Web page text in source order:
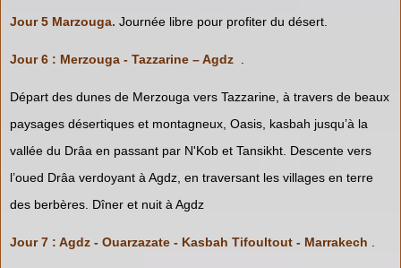
Jour 5 Marzouga. Journée libre pour profiter du désert.
Jour 6 : Merzouga - Tazzarine – Agdz .
Départ des dunes de Merzouga vers Tazzarine, à travers de beaux
paysages désertiques et montagneux, Oasis, kasbah jusqu’à la
vallée du Drâa en passant par N'Kob et Tansikht. Descente vers
l’oued Drâa verdoyant à Agdz, en traversant les villages en terre
des berbères. Dîner et nuit à Agdz
Jour 7 : Agdz - Ouarzazate - Kasbah Tifoultout - Marrakech .